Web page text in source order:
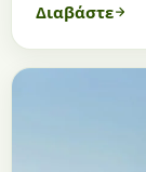
Διαβάστε